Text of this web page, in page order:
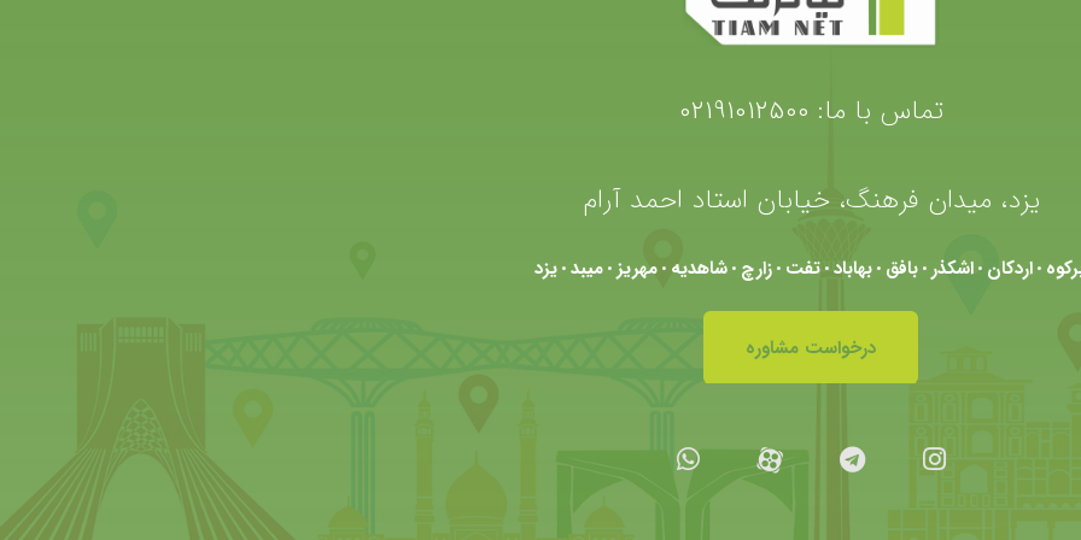
تماس با ما: 02191012500
یزد، میدان فرهنگ، خیابان استاد احمد آرام
•اردکان •اشکذر •بافق •بهاباد •تفت •زارچ •شاهدیه •مهریز •میبد •یزد
درخواست مشاوره